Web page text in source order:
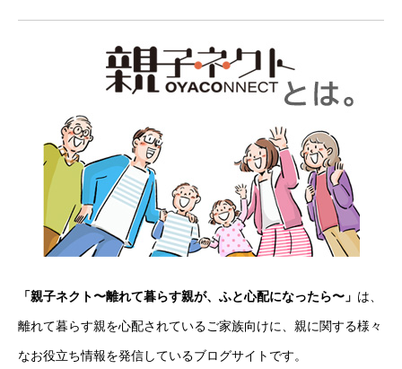
「親子ネクト〜離れて暮らす親が、ふと心配になったら〜」 は、
離れて暮らす親を心配されているご家族向けに、親に関する様々
なお役立ち情報を発信しているブログサイトです。